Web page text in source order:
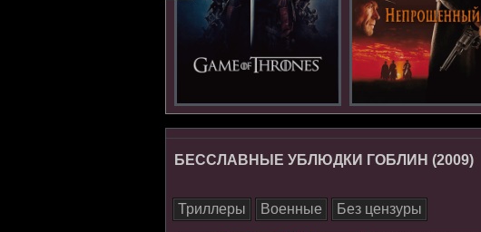
БЕССЛАВНЫЕ УБЛЮДКИ ГОБЛИН (2009)
Триллеры Военные Без цензуры